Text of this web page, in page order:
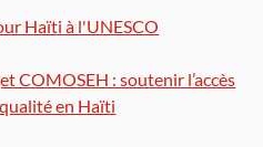
Haïti à l'UNESCO
COMOSEH : soutenir l’accès
en Haïti